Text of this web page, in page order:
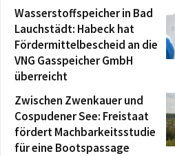
Wasserstoffspeicher in Bad
Lauchstädt: Habeck hat
Fördermittelbescheid an die
VNG Gasspeicher GmbH
überreicht
Zwischen Zwenkauer und
Cospudener See: Freistaat
fördert Machbarkeitsstudie
für eine Bootspassage